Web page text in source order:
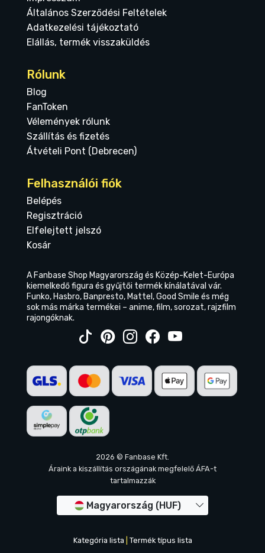
Általános Szerződési Feltételek
Adatkezelési tájékoztató
Elállás, termék visszaküldés
Rólunk
Blog
FanToken
Vélemények rólunk
Szállítás és fizetés
Átvételi Pont (Debrecen)
Felhasználói fiók
Belépés
Regisztráció
Elfelejtett jelszó
Kosár
A Fanbase Shop Magyarország és Közép-Kelet-Európa
kiemelkedő figura és gyűjtői termék kínálatával vár.
Funko, Hasbro, Banpresto, Mattel, Good Smile és még
sok más márka termékei – anime, film, sorozat, rajzfilm
rajongóknak.
2026 © Fanbase Kft.
Áraink a kiszállítás országának megfelelő ÁFA-t
tartalmazzák
Magyarország (HUF)
Kategória lista Termék típus lista